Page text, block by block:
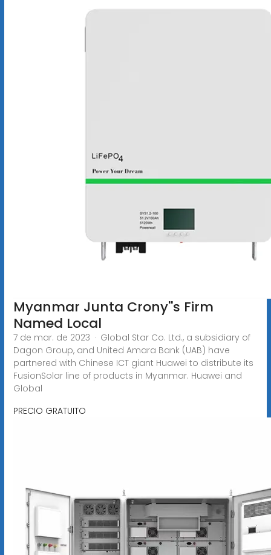
Myanmar Junta Crony''s Firm
Named Local
7 de mar. de 2023 · Global Star Co. Ltd., a subsidiary of
Dagon Group, and United Amara Bank (UAB) have
partnered with Chinese ICT giant Huawei to distribute its
FusionSolar line of products in Myanmar. Huawei and
Global
PRECIO GRATUITO